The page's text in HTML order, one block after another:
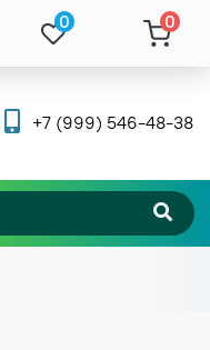
0 0
+7 (999) 546-48-38